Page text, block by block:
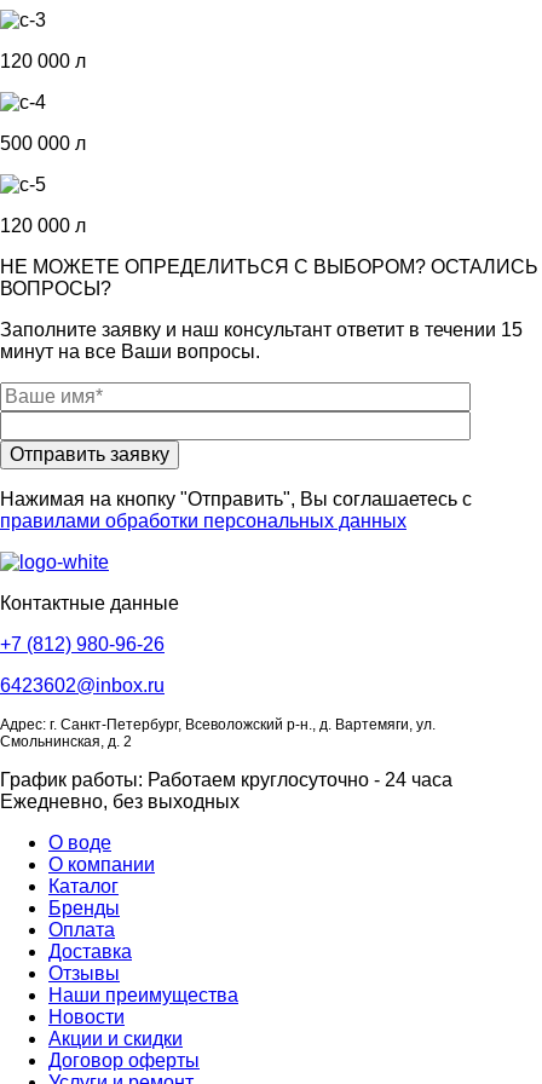
120 000 л
500 000 л
120 000 л
НЕ МОЖЕТЕ ОПРЕДЕЛИТЬСЯ С ВЫБОРОМ? ОСТАЛИСЬ
ВОПРОСЫ?
Заполните заявку и наш консультант ответит в течении 15
минут на все Ваши вопросы.
Нажимая на кнопку "Отправить", Вы соглашаетесь с
правилами обработки персональных данных
Контактные данные
+7 (812) 980-96-26
6423602@inbox.ru
Адрес: г. Санкт-Петербург, Всеволожский р-н., д. Вартемяги, ул.
Смольнинская, д. 2
График работы: Работаем круглосуточно - 24 часа
Ежедневно, без выходных
О воде
О компании
Каталог
Бренды
Оплата
Доставка
Отзывы
Наши преимущества
Новости
Акции и скидки
Договор оферты